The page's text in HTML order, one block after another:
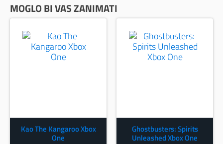
MOGLO BI VAS ZANIMATI
Kao The Kangaroo Xbox
One
Ghostbusters: Spirits
Unleashed Xbox One